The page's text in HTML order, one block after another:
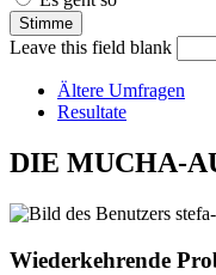
Leave this field blank
Ältere Umfragen
Resultate
DIE MUCHA-
Wiederkehrende